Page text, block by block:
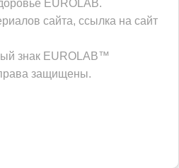
EUROLAB.
сайта, ссылка на сайт
знак EUROLAB™
защищены.